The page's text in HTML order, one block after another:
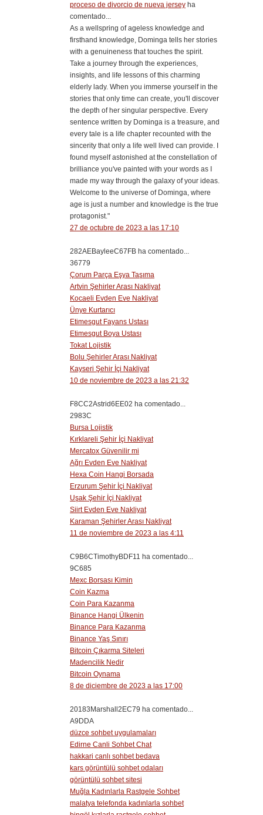
proceso de divorcio de nueva jersey ha
comentado...
As a wellspring of ageless knowledge and
firsthand knowledge, Dominga tells her stories
with a genuineness that touches the spirit.
Take a journey through the experiences,
insights, and life lessons of this charming
elderly lady. When you immerse yourself in the
stories that only time can create, you'll discover
the depth of her singular perspective. Every
sentence written by Dominga is a treasure, and
every tale is a life chapter recounted with the
sincerity that only a life well lived can provide. I
found myself astonished at the constellation of
brilliance you've painted with your words as I
made my way through the galaxy of your ideas.
Welcome to the universe of Dominga, where
age is just a number and knowledge is the true
protagonist."
27 de octubre de 2023 a las 17:10
282AEBayleeC67FB ha comentado...
36779
Çorum Parça Eşya Taşıma
Artvin Şehirler Arası Nakliyat
Kocaeli Evden Eve Nakliyat
Ünye Kurtarıcı
Etimesgut Fayans Ustası
Etimesgut Boya Ustası
Tokat Lojistik
Bolu Şehirler Arası Nakliyat
Kayseri Şehir İçi Nakliyat
10 de noviembre de 2023 a las 21:32
F8CC2Astrid6EE02 ha comentado...
2983C
Bursa Lojistik
Kırklareli Şehir İçi Nakliyat
Mercatox Güvenilir mi
Ağrı Evden Eve Nakliyat
Hexa Coin Hangi Borsada
Erzurum Şehir İçi Nakliyat
Uşak Şehir İçi Nakliyat
Siirt Evden Eve Nakliyat
Karaman Şehirler Arası Nakliyat
11 de noviembre de 2023 a las 4:11
C9B6CTimothyBDF11 ha comentado...
9C685
Mexc Borsası Kimin
Coin Kazma
Coin Para Kazanma
Binance Hangi Ülkenin
Binance Para Kazanma
Binance Yaş Sınırı
Bitcoin Çıkarma Siteleri
Madencilik Nedir
Bitcoin Oynama
8 de diciembre de 2023 a las 17:00
20183Marshall2EC79 ha comentado...
A9DDA
düzce sohbet uygulamaları
Edirne Canli Sohbet Chat
hakkari canlı sohbet bedava
kars görüntülü sohbet odaları
görüntülü sohbet sitesi
Muğla Kadınlarla Rastgele Sohbet
malatya telefonda kadınlarla sohbet